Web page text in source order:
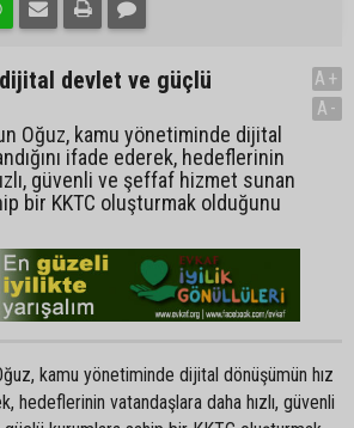
devlet ve güçlü
Oğuz, kamu yönetiminde dijital
ifade ederek, hedeflerinin
güvenli ve şeffaf hizmet sunan
bir KKTC oluşturmak olduğunu
A+
A-
kamu yönetiminde dijital dönüşümün hız
hedeflerinin vatandaşlara daha hızlı, güvenli